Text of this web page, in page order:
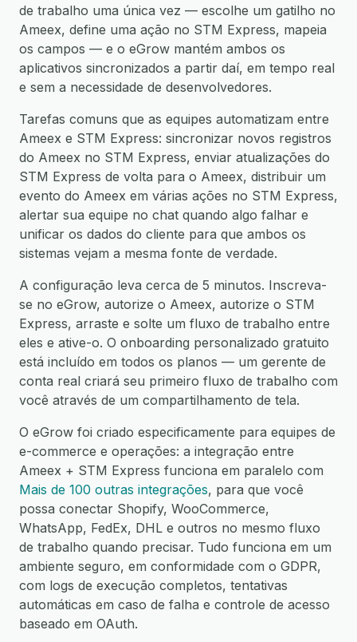
de trabalho uma única vez — escolhe um gatilho no
Ameex, define uma ação no STM Express, mapeia
os campos — e o eGrow mantém ambos os
aplicativos sincronizados a partir daí, em tempo real
e sem a necessidade de desenvolvedores.
Tarefas comuns que as equipes automatizam entre
Ameex e STM Express: sincronizar novos registros
do Ameex no STM Express, enviar atualizações do
STM Express de volta para o Ameex, distribuir um
evento do Ameex em várias ações no STM Express,
alertar sua equipe no chat quando algo falhar e
unificar os dados do cliente para que ambos os
sistemas vejam a mesma fonte de verdade.
A configuração leva cerca de 5 minutos. Inscreva-
se no eGrow, autorize o Ameex, autorize o STM
Express, arraste e solte um fluxo de trabalho entre
eles e ative-o. O onboarding personalizado gratuito
está incluído em todos os planos — um gerente de
conta real criará seu primeiro fluxo de trabalho com
você através de um compartilhamento de tela.
O eGrow foi criado especificamente para equipes de
e-commerce e operações: a integração entre
Ameex + STM Express funciona em paralelo com
Mais de 100 outras integrações, para que você
possa conectar Shopify, WooCommerce,
WhatsApp, FedEx, DHL e outros no mesmo fluxo
de trabalho quando precisar. Tudo funciona em um
ambiente seguro, em conformidade com o GDPR,
com logs de execução completos, tentativas
automáticas em caso de falha e controle de acesso
baseado em OAuth.